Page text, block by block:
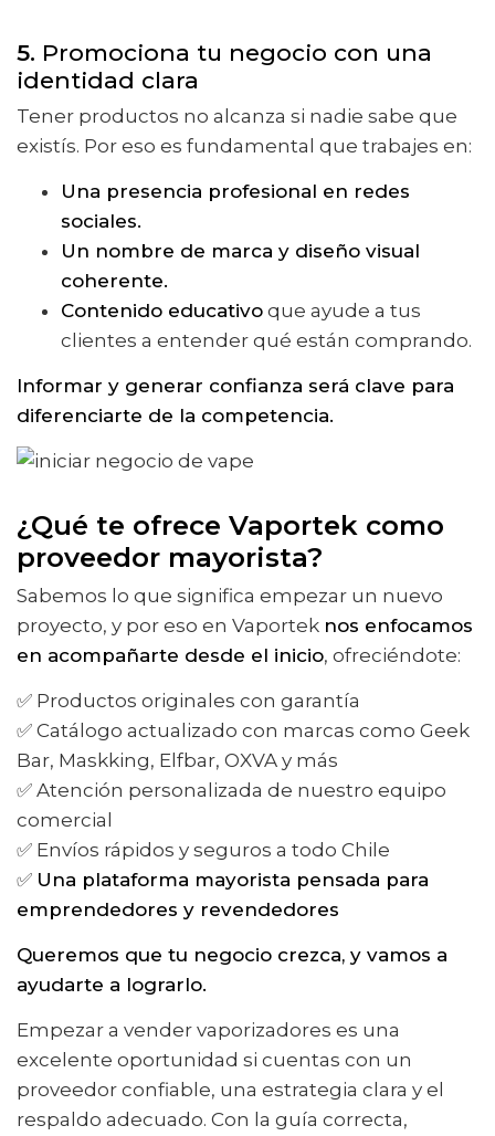
5. Promociona tu negocio con una
identidad clara
Tener productos no alcanza si nadie sabe que
existís. Por eso es fundamental que trabajes en:
Una presencia profesional en redes
sociales.
Un nombre de marca y diseño visual
coherente.
Contenido educativo que ayude a tus
clientes a entender qué están comprando.
Informar y generar confianza será clave para
diferenciarte de la competencia.
¿Qué te ofrece Vaportek como
proveedor mayorista?
Sabemos lo que significa empezar un nuevo
proyecto, y por eso en Vaportek nos enfocamos
en acompañarte desde el inicio, ofreciéndote:
✅ Productos originales con garantía
✅ Catálogo actualizado con marcas como Geek
Bar, Maskking, Elfbar, OXVA y más
✅ Atención personalizada de nuestro equipo
comercial
✅ Envíos rápidos y seguros a todo Chile
✅ Una plataforma mayorista pensada para
emprendedores y revendedores
Queremos que tu negocio crezca, y vamos a
ayudarte a lograrlo.
Empezar a vender vaporizadores es una
excelente oportunidad si cuentas con un
proveedor confiable, una estrategia clara y el
respaldo adecuado. Con la guía correcta,